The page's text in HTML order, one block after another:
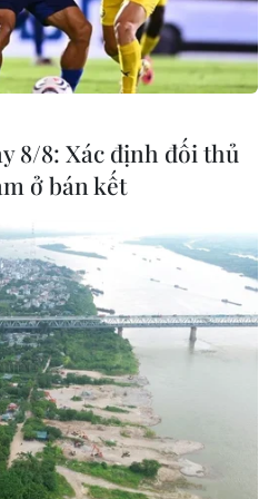
Á nửa đầu
lượng giảm
cổ
do "đốt
đà tăng
8/8: Xác định đối thủ
ở bán kết